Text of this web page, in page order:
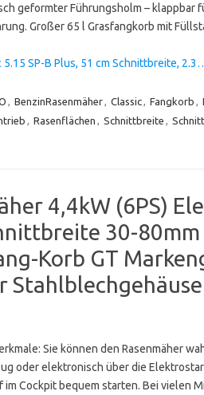
geformter Führungsholm – klappbar
Großer 65 l Grasfangkorb mit
5.15 SP-B Plus, 51 cm Schnittbreite,
, BenzinRasenmäher, Classic, Fangkorb ,
, Rasenflächen , Schnittbreite ,
4,4kW (6PS)
30-80mm
Korb GT
Sie können den Rasenmäher
oder elektronisch über die
im Cockpit bequem starten. Bei vielen